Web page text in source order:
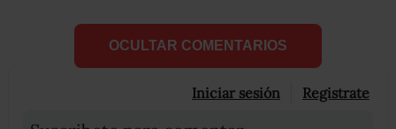
OCULTAR COMENTARIOS
Iniciar sesión Registrate